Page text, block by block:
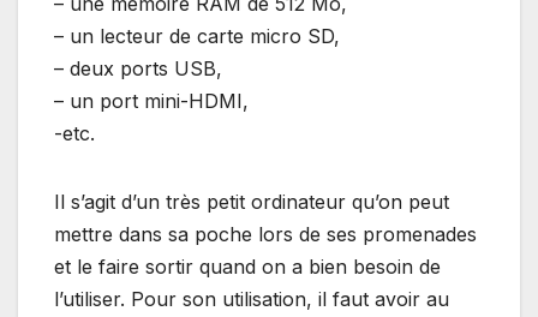
– un lecteur de carte micro SD,
– deux ports USB,
– un port mini-HDMI,
-etc.
Il s’agit d’un très petit ordinateur qu’on peut
mettre dans sa poche lors de ses promenades
et le faire sortir quand on a bien besoin de
l’utiliser. Pour son utilisation, il faut avoir au